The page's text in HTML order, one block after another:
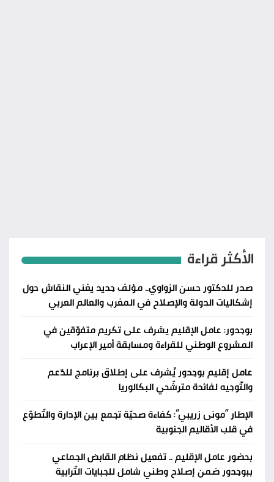
الأكثر قراءة
صدر للدكتور حسن الزواوي.. مؤلف جديد يغني النقاش حول
إشكاليات الدولة والإصلاح في المغرب والعالم العربي
بوجدور: عامل الإقليم يشرف على تكريم متفوّقين في
المشروع الوطني للقراءة ومسابقة أمير الإعراب
عامل إقليم بوجدور يُشرف على إطلاق برنامج للدّعم
والتّوجيه لفائدة مترشّحي البكالوريا
الإطار “مونى زريبي”: كفاءة صحيّة تجمع بين الإدارة والتّطوّع
في قلب الأقاليم الجنوبية
بحضور عامل الإقليم .. تفعيل نظام القابض الجماعي
ببوجدور ضمن إصلاح وطني شامل للجبايات التّرابية